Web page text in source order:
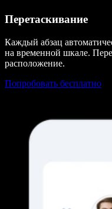
Перетаскивание
Каждый абзац
на временной шкале.
расположение.
Попробовать бесплатно